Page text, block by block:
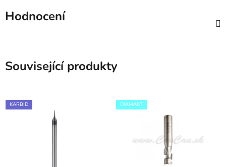
Hodnocení
Související produkty
KARBID DIAMANT